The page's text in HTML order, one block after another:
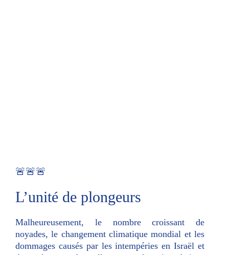
🚨🚨🚨
L’unité de plongeurs
Malheureusement, le nombre croissant de
noyades, le changement climatique mondial et les
dommages causés par les intempéries en Israël et